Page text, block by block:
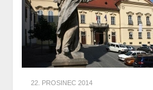
22. PROSINEC 2014